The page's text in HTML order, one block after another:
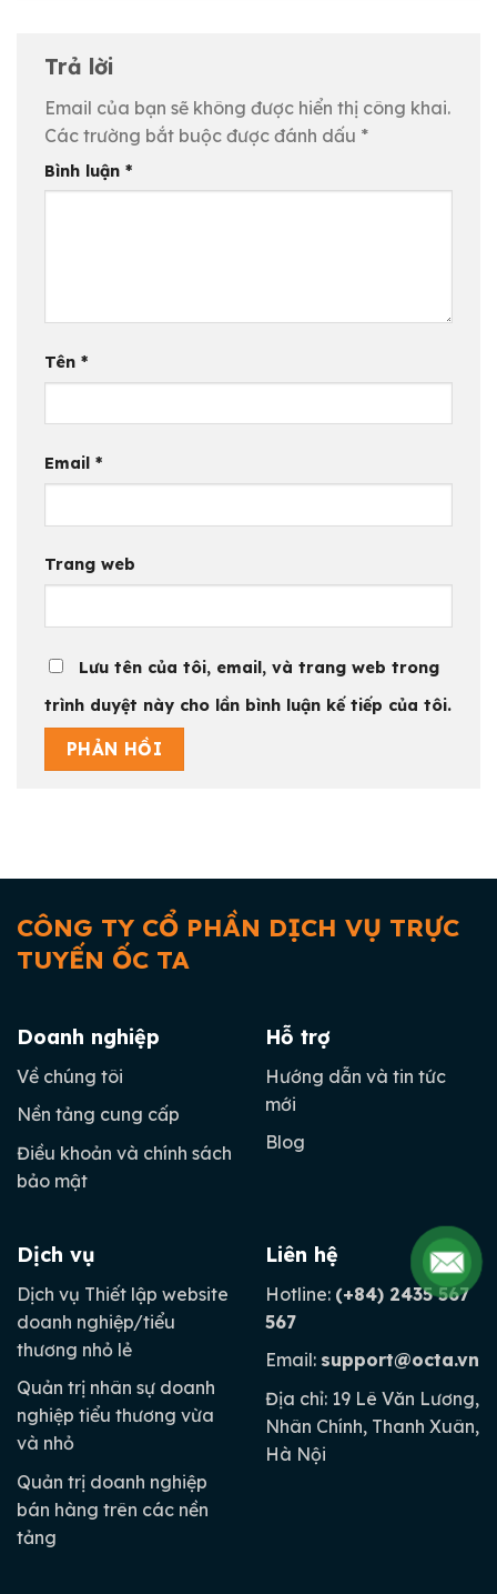
Trả lời
Email của bạn sẽ không được hiển thị công khai.
Các trường bắt buộc được đánh dấu *
Bình luận *
Tên *
Email *
Trang web
Lưu tên của tôi, email, và trang web trong
trình duyệt này cho lần bình luận kế tiếp của tôi.
CÔNG TY CỔ PHẦN DỊCH VỤ TRỰC
TUYẾN ỐC TA
Doanh nghiệp
Về chúng tôi
Nền tảng cung cấp
Điều khoản và chính sách
bảo mật
Hỗ trợ
Hướng dẫn và tin tức
mới
Blog
Dịch vụ
Dịch vụ Thiết lập website
doanh nghiệp/tiểu
thương nhỏ lẻ
Quản trị nhân sự doanh
nghiệp tiểu thương vừa
và nhỏ
Quản trị doanh nghiệp
bán hàng trên các nền
tảng
Liên hệ
Hotline: (+84) 2435 567
567
Email: support@octa.vn
Địa chỉ: 19 Lê Văn Lương,
Nhân Chính, Thanh Xuân,
Hà Nội